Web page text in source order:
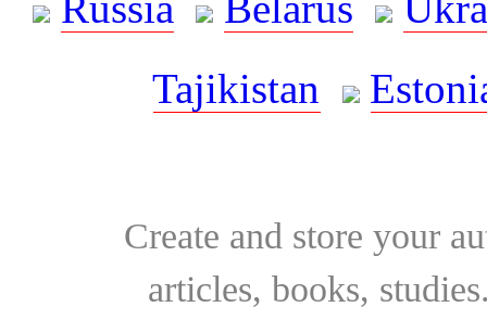
Tajikistan
Create and store your
articles, books,